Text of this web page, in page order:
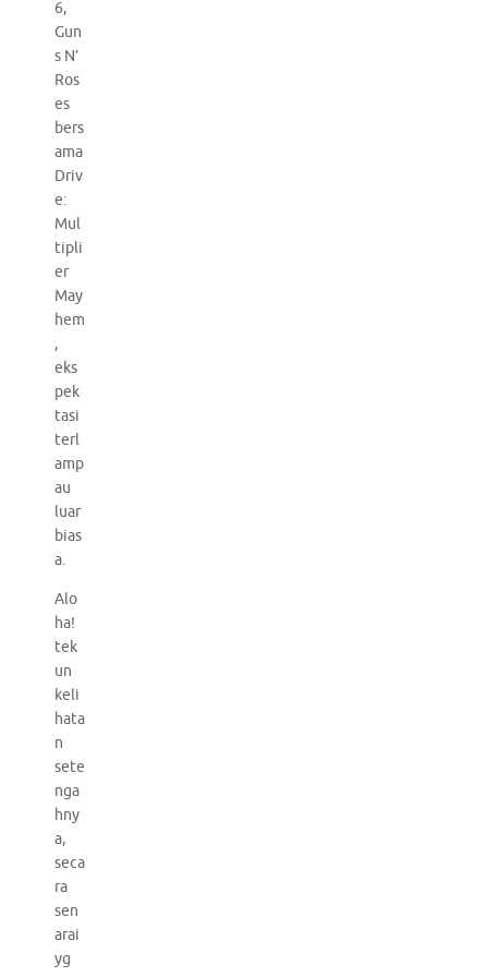
6,
Gun
s N’
Ros
es
bers
ama
Driv
e:
Mul
tipli
er
May
hem
,
eks
pek
tasi
terl
amp
au
luar
bias
a.
Alo
ha!
tek
un
keli
hata
n
sete
nga
hny
a,
seca
ra
sen
arai
yg